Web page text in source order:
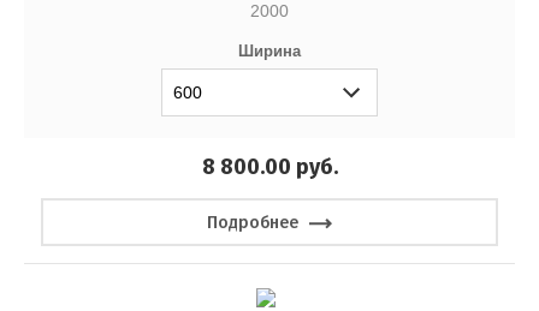
2000
Ширина
8 800.00 руб.
Подробнее